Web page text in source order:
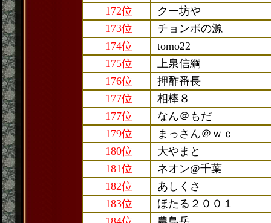
172位
クー坊や
173位
チョンボの源
174位
tomo22
175位
上泉信綱
176位
押酢番長
177位
相棒８
177位
なん＠もだ
179位
まっさん＠ｗｃ
180位
大やまと
181位
ネオン@千葉
182位
あしくさ
183位
ほたる２００１